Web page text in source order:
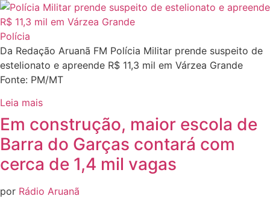
Polícia
Da Redação Aruanã FM Polícia Militar prende suspeito de
estelionato e apreende R$ 11,3 mil em Várzea Grande
Fonte: PM/MT
Leia mais
Em construção, maior escola de
Barra do Garças contará com
cerca de 1,4 mil vagas
por Rádio Aruanã